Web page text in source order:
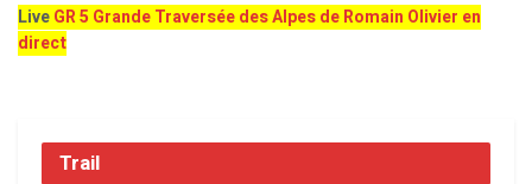
LiveGR 5 Grande Traversée des Alpes de Romain Olivier en
direct
Trail